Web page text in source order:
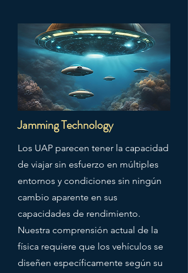
Jamming Technology
Los UAP parecen tener la capacidad
de viajar sin esfuerzo en múltiples
entornos y condiciones sin ningún
cambio aparente en sus
capacidades de rendimiento.
Nuestra comprensión actual de la
física requiere que los vehículos se
diseñen específicamente según su